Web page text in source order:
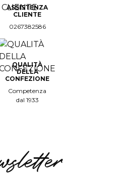
ASSISTENZA
CLIENTE
0267382586
QUALITÀ
DELLA
CONFEZIONE
Competenza
dal 1933